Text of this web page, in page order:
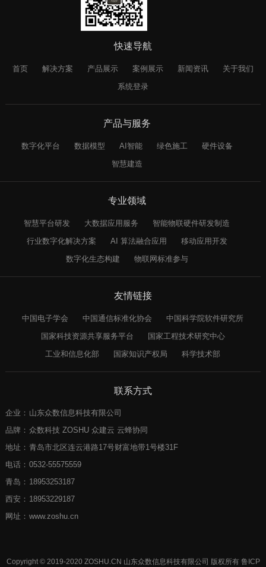
快速导航
首页 解决方案 产品展示 案例展示 新闻资讯
关于我们
系统登录
产品与服务
数字化平台 数据模型 AI智能 绿色施工
硬件设备
智慧建造
专业领域
智慧平台研发 大数据应用服务
智能物联硬件研发制造
行业数字化解决方案
AI 算法融合应用
移动应用开发
数字化生态构建
物联网标准参与
友情链接
中国电子学会 中国通信标准化协会
中国科学院软件研究所
国家科技资源共享服务平台
国家工程技术研究中心
工业和信息化部
国家知识产权局 科学技术部
联系方式
企业： 山东众数信息科技有限公司
品牌： 众数科技 ZOSHU 众建云 云蜂协同
地址： 青岛市北区连云港路17号财富地带1号楼31F
电话： 0532-55575559
青岛： 18953253187
西安： 18953229187
网址： www.zoshu.cn
Copyright © 2019-2020 ZOSHU.CN 山东众数信息科技有限公司 版权所有 鲁ICP